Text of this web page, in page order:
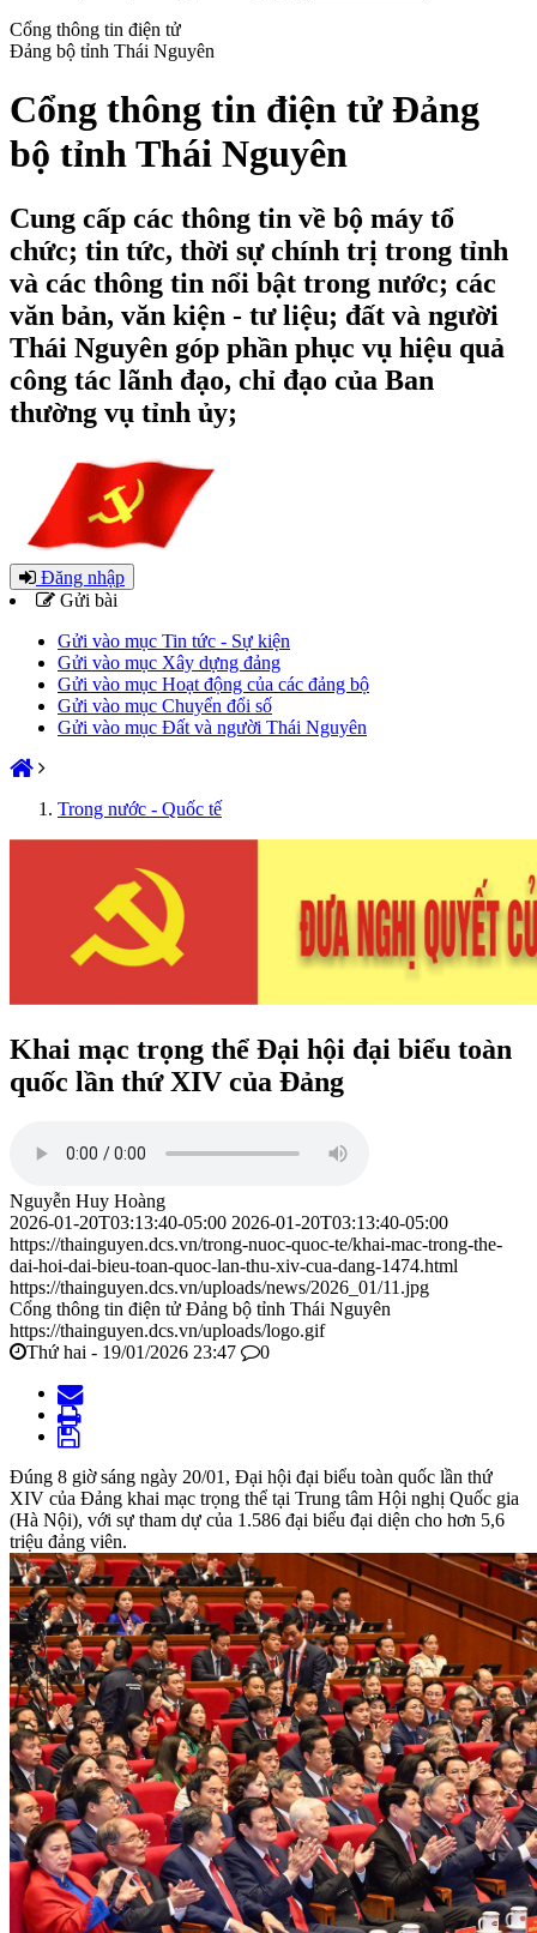
Cổng thông tin điện tử
Đảng bộ tỉnh Thái Nguyên
Cổng thông tin điện tử Đảng
bộ tỉnh Thái Nguyên
Cung cấp các thông tin về bộ máy tổ
chức; tin tức, thời sự chính trị trong tỉnh
và các thông tin nổi bật trong nước; các
văn bản, văn kiện - tư liệu; đất và người
Thái Nguyên góp phần phục vụ hiệu quả
công tác lãnh đạo, chỉ đạo của Ban
thường vụ tỉnh ủy;
Đăng nhập
Gửi bài
Gửi vào mục Tin tức - Sự kiện
Gửi vào mục Xây dựng đảng
Gửi vào mục Hoạt động của các đảng bộ
Gửi vào mục Chuyển đổi số
Gửi vào mục Đất và người Thái Nguyên
Trong nước - Quốc tế
Khai mạc trọng thể Đại hội đại biểu toàn
quốc lần thứ XIV của Đảng
Nguyễn Huy Hoàng
2026-01-20T03:13:40-05:00 2026-01-20T03:13:40-05:00
https://thainguyen.dcs.vn/trong-nuoc-quoc-te/khai-mac-trong-the-
dai-hoi-dai-bieu-toan-quoc-lan-thu-xiv-cua-dang-1474.html
https://thainguyen.dcs.vn/uploads/news/2026_01/11.jpg
Cổng thông tin điện tử Đảng bộ tỉnh Thái Nguyên
https://thainguyen.dcs.vn/uploads/logo.gif
Thứ hai - 19/01/2026 23:47
0
Đúng 8 giờ sáng ngày 20/01, Đại hội đại biểu toàn quốc lần thứ
XIV của Đảng khai mạc trọng thể tại Trung tâm Hội nghị Quốc gia
(Hà Nội), với sự tham dự của 1.586 đại biểu đại diện cho hơn 5,6
triệu đảng viên.